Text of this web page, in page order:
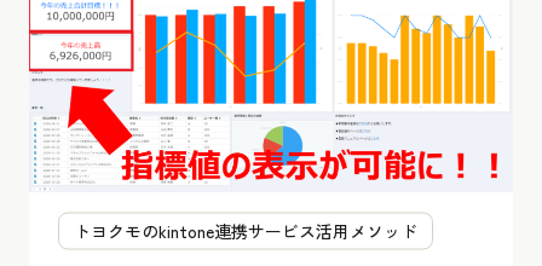
トヨクモのkintone連携サービス活用メソッド